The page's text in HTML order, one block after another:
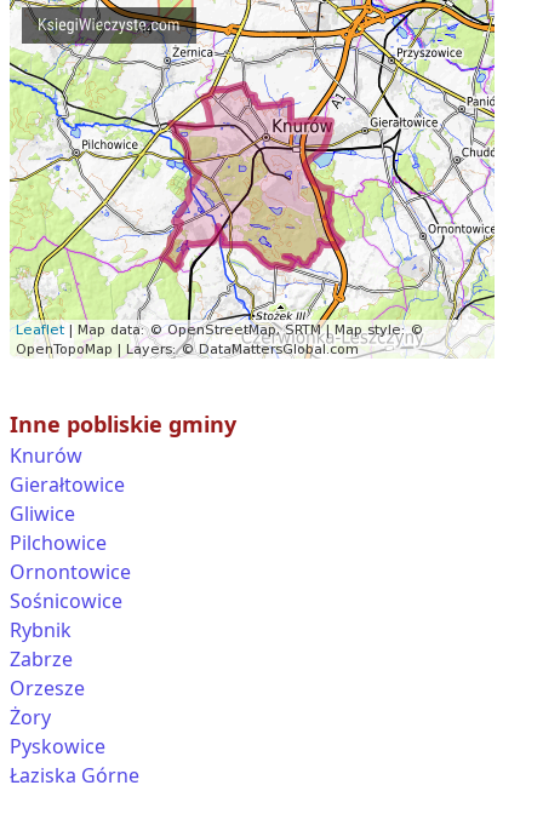
Inne pobliskie gminy
Knurów
Gierałtowice
Gliwice
Pilchowice
Ornontowice
Sośnicowice
Rybnik
Zabrze
Orzesze
Żory
Pyskowice
Łaziska Górne